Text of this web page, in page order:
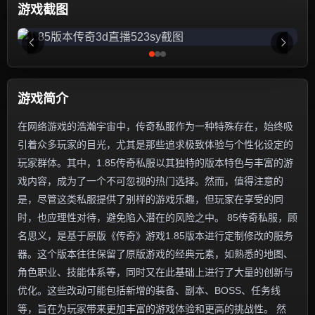
游戏截图
游戏简介
在网络游戏的浩瀚宇宙中，传奇私服作为一种特殊存在，始终吸
引着众多玩家的目光，尤其是那些追求极致体验与个性化设定的
玩家群体。其中，1.85传奇私服以其独特的版本特色与丰富的游
戏内容，成为了一个不可忽视的热门选择。然而，值得注意的
是，尽管这类私服提供了别样的游戏乐趣，但玩家在享受的同
时，也应理性对待，避免陷入潜在的风险之中。 85传奇私服，顾
名思义，是基于原版《传奇》游戏1.85版本进行定制修改的服务
器。这个版本往往保留了原版游戏的经典元素，如熟悉的地图、
角色职业、技能体系等，同时又在此基础上进行了大量的创新与
优化。这些改动可能包括新增的装备、副本、BOSS、任务线
等，旨在为玩家带来更加丰富的游戏体验和更高的挑战性。 然